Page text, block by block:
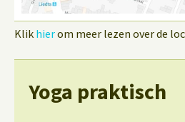
Klik hierom meer lezen over de
Yoga praktisch